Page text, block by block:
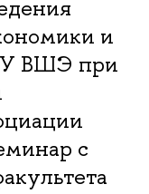
и
ВШЭ при
с